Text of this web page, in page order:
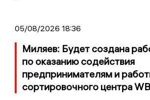
05/08/2026 18:36
Миляев: Будет создана
по оказанию содействия
предпринимателям и
сортировочного центра WB